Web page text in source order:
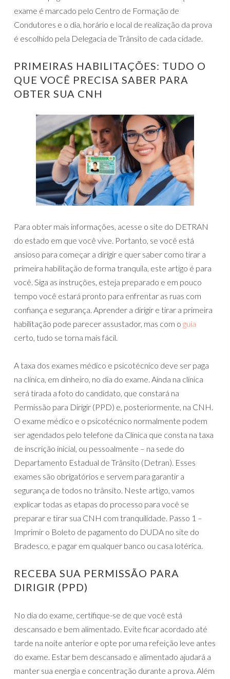
exame é marcado pelo Centro de Formação de
Condutores e o dia, horário e local de realização da prova
é escolhido pela Delegacia de Trânsito de cada cidade.
PRIMEIRAS HABILITAÇÕES: TUDO O
QUE VOCÊ PRECISA SABER PARA
OBTER SUA CNH
Para obter mais informações, acesse o site do DETRAN
do estado em que você vive. Portanto, se você está
ansioso para começar a dirigir e quer saber como tirar a
primeira habilitação de forma tranquila, este artigo é para
você. Siga as instruções, esteja preparado e em pouco
tempo você estará pronto para enfrentar as ruas com
confiança e segurança. Aprender a dirigir e tirar a primeira
habilitação pode parecer assustador, mas com o guia
certo, tudo se torna mais fácil.
A taxa dos exames médico e psicotécnico deve ser paga
na clínica, em dinheiro, no dia do exame. Ainda na clínica
será tirada a foto do candidato, que constará na
Permissão para Dirigir (PPD) e, posteriormente, na CNH.
O exame médico e o psicotécnico normalmente podem
ser agendados pelo telefone da Clínica que consta na taxa
de inscrição inicial, ou pessoalmente – na sede do
Departamento Estadual de Trânsito (Detran). Esses
exames são obrigatórios e servem para garantir a
segurança de todos no trânsito. Neste artigo, vamos
explicar todas as etapas do processo para você se
preparar e tirar sua CNH com tranquilidade. Passo 1 –
Imprimir o Boleto de pagamento do DUDA no site do
Bradesco, e pagar em qualquer banco ou casa lotérica.
RECEBA SUA PERMISSÃO PARA
DIRIGIR (PPD)
No dia do exame, certifique-se de que você está
descansado e bem alimentado. Evite ficar acordado até
tarde na noite anterior e opte por uma refeição leve antes
do exame. Estar bem descansado e alimentado ajudará a
manter sua energia e concentração durante a prova. Além